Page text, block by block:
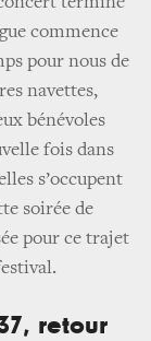
commence
pour nous de
navettes,
bénévoles
fois dans
s’occupent
soirée de
pour ce trajet
retour